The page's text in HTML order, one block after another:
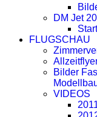
DM Jet
FLUGSCHAU
Bilder
VIDEOS